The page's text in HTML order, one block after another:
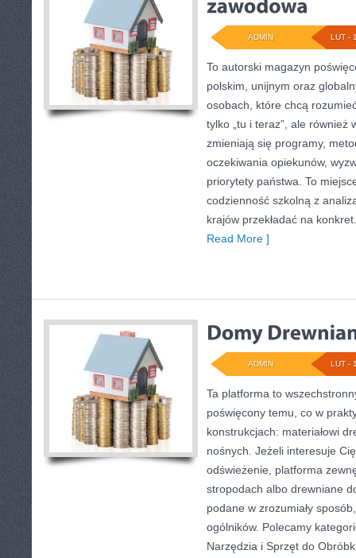
LUT -
ADMIN
To autorski magazyn
polskim, unijnym oraz
osobach, które chcą
tylko „tu i teraz”, ale również
zmieniają się programy,
oczekiwania opiekunów,
priorytety państwa. To
codzienność szkolną z
krajów przekładać na
Read More ]
LUT -
ADMIN
Ta platforma to
poświęcony temu, co w
konstrukcjach: materiałowi
nośnych. Jeżeli interesuje
odświeżenie, platforma
stropodach albo drewniane
podane w zrozumiały
ogólników. Polecamy
Narzędzia i Sprzęt do